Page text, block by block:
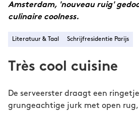
Amsterdam, 'nouveau ruig'
culinaire coolness.
Literatuur & Taal Schrijfresidentie Parijs
Très cool cuisine
De serveerster draagt een
grungeachtige jurk met open